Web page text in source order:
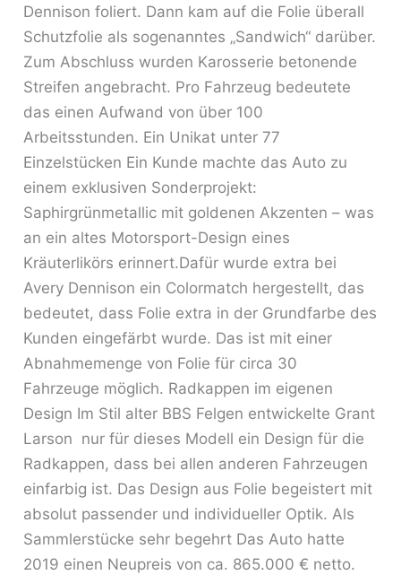
Dennison foliert. Dann kam auf die Folie überall
Schutzfolie als sogenanntes „Sandwich“ darüber.
Zum Abschluss wurden Karosserie betonende
Streifen angebracht. Pro Fahrzeug bedeutete
das einen Aufwand von über 100
Arbeitsstunden. Ein Unikat unter 77
Einzelstücken Ein Kunde machte das Auto zu
einem exklusiven Sonderprojekt:
Saphirgrünmetallic mit goldenen Akzenten – was
an ein altes Motorsport-Design eines
Kräuterlikörs erinnert.Dafür wurde extra bei
Avery Dennison ein Colormatch hergestellt, das
bedeutet, dass Folie extra in der Grundfarbe des
Kunden eingefärbt wurde. Das ist mit einer
Abnahmemenge von Folie für circa 30
Fahrzeuge möglich. Radkappen im eigenen
Design Im Stil alter BBS Felgen entwickelte Grant
Larson nur für dieses Modell ein Design für die
Radkappen, dass bei allen anderen Fahrzeugen
einfarbig ist. Das Design aus Folie begeistert mit
absolut passender und individueller Optik. Als
Sammlerstücke sehr begehrt Das Auto hatte
2019 einen Neupreis von ca. 865.000 € netto.